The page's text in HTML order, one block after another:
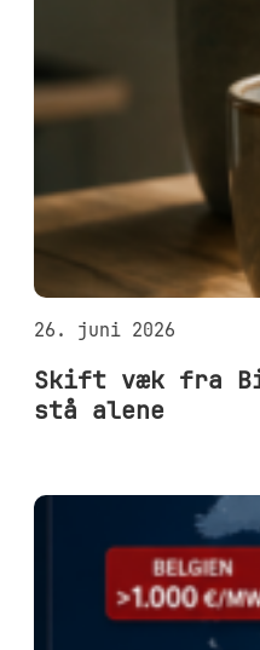
26. juni 2026
Skift væk fra
stå alene